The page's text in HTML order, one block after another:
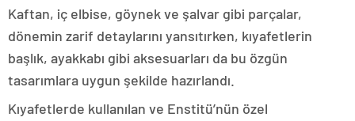
Kaftan, iç elbise, göynek ve şalvar gibi parçalar,
dönemin zarif detaylarını yansıtırken, kıyafetlerin
başlık, ayakkabı gibi aksesuarları da bu özgün
tasarımlara uygun şekilde hazırlandı.
Kıyafetlerde kullanılan ve Enstitü’nün özel